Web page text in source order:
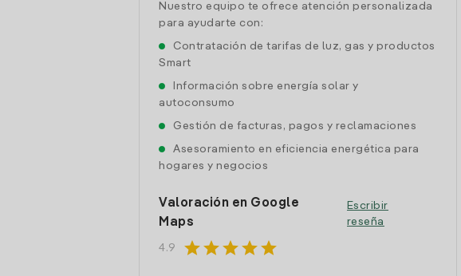
Nuestro equipo te ofrece atención personalizada
para ayudarte con:
Contratación de tarifas de luz, gas y productos
Smart
Información sobre energía solar y
autoconsumo
Gestión de facturas, pagos y reclamaciones
Asesoramiento en eficiencia energética para
hogares y negocios
Valoración en Google
Maps
4.9 starstarstarstarstar
Escribir
reseña